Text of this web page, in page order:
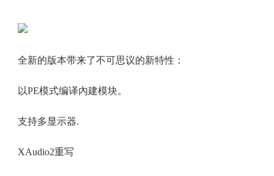
全新的版本带来了不可思议的新特性：
以PE模式编译內建模块。
支持多显示器.
XAudio2重写